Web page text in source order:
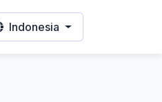
Indonesia